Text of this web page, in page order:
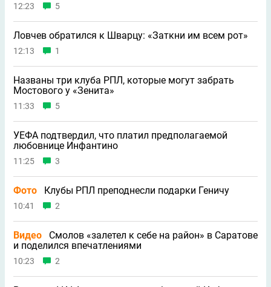
12:23 5
Ловчев обратился к Шварцу: «Заткни им всем рот»
12:13 1
Названы три клуба РПЛ, которые могут забрать
Мостового у «Зенита»
11:33 5
УЕФА подтвердил, что платил предполагаемой
любовнице Инфантино
11:25 3
Фото Клубы РПЛ преподнесли подарки Геничу
10:41 2
Видео
Смолов «залетел к себе на район» в Саратове
и поделился впечатлениями
10:23 2